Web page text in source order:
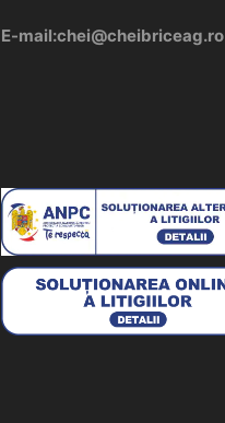
E-mail:chei@cheibriceag.ro